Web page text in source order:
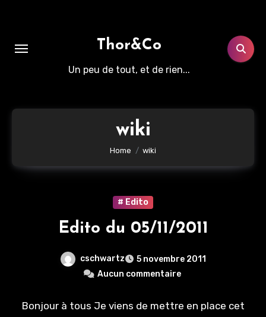
Thor&Co
Un peu de tout, et de rien...
wiki
Home wiki
# Edito
Edito du 05/11/2011
cschwartz
5 novembre 2011
Aucun commentaire
Bonjour à tous Je viens de mettre en place cet